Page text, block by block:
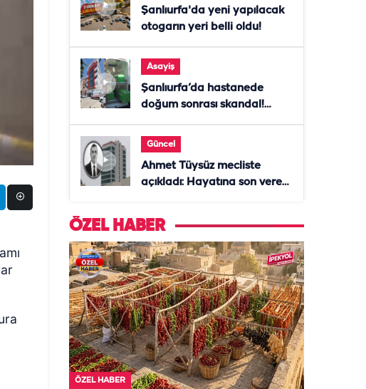
Şanlıurfa'da yeni yapılacak
otogarın yeri belli oldu!
Asayiş
Şanlıurfa’da hastanede
doğum sonrası skandal!
Güncel
Ahmet Tüysüz mecliste
açıkladı: Hayatına son veren
ÖZEL HABER
ÖZEL HABER